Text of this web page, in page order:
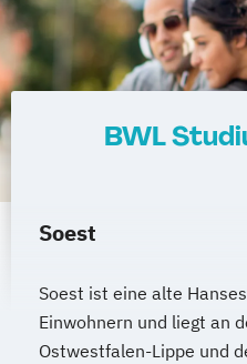
BWL
Soest
Soest ist eine alte
Einwohnern und liegt an
Ostwestfalen-Lippe und